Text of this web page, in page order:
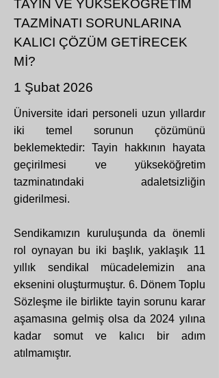
TAYİN VE YÜKSEKÖĞRETİM
TAZMİNATI SORUNLARINA
KALICI ÇÖZÜM GETİRECEK
Mİ?
1 Şubat 2026
Üniversite idari personeli uzun yıllardır
iki temel sorunun çözümünü
beklemektedir: Tayin hakkının hayata
geçirilmesi ve yükseköğretim
tazminatındaki adaletsizliğin
giderilmesi.
Sendikamızın kuruluşunda da önemli
rol oynayan bu iki başlık, yaklaşık 11
yıllık sendikal mücadelemizin ana
eksenini oluşturmuştur. 6. Dönem Toplu
Sözleşme ile birlikte tayin sorunu karar
aşamasına gelmiş olsa da 2024 yılına
kadar somut ve kalıcı bir adım
atılmamıştır.